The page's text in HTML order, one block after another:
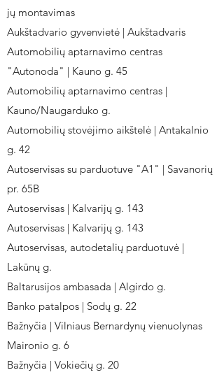
jų montavimas
Aukštadvario gyvenvietė | Aukštadvaris
Automobilių aptarnavimo centras
"Autonoda" | Kauno g. 45
Automobilių aptarnavimo centras |
Kauno/Naugarduko g.
Automobilių stovėjimo aikštelė | Antakalnio
g. 42
Autoservisas su parduotuve "A1" | Savanorių
pr. 65B
Autoservisas | Kalvarijų g. 143
Autoservisas | Kalvarijų g. 143
Autoservisas, autodetalių parduotuvė |
Lakūnų g.
Baltarusijos ambasada | Algirdo g.
Banko patalpos | Sodų g. 22
Bažnyčia | Vilniaus Bernardynų vienuolynas
Maironio g. 6
Bažnyčia | Vokiečių g. 20